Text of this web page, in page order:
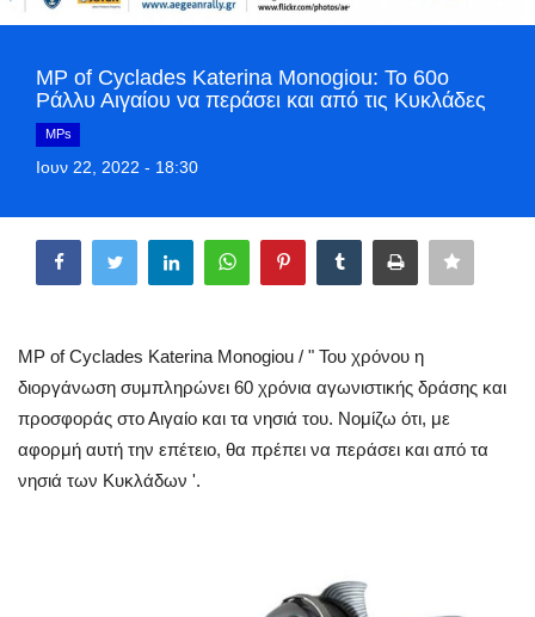
World
Style Adorés
Greece
Arts & Culture
Mykonos Ticker TV
Sport
Health
MP of Cyclades Katerina Monogiou: Το 60ο
Ράλλυ Αιγαίου να περάσει και από τις Κυκλάδες
MPs
Ιουν 22, 2022 - 18:30
MP of Cyclades Katerina Monogiou / " Του χρόνου η
διοργάνωση συμπληρώνει 60 χρόνια αγωνιστικής δράσης και
προσφοράς στο Αιγαίο και τα νησιά του. Νομίζω ότι, με
αφορμή αυτή την επέτειο, θα πρέπει να περάσει και από τα
νησιά των Κυκλάδων '.